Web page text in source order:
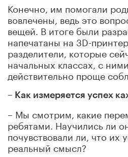
Конечно, им помогали
вовлечены, ведь это
вещей. В итоге были
напечатаны на 3D-
разделители, которые
начальных классах, с
действительно проще
– Как измеряется успех
– Мы смотрим, какие
ребятами. Научились ли
почувствовали ли, что их
реальный смысл?